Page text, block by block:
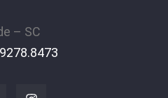
– SC